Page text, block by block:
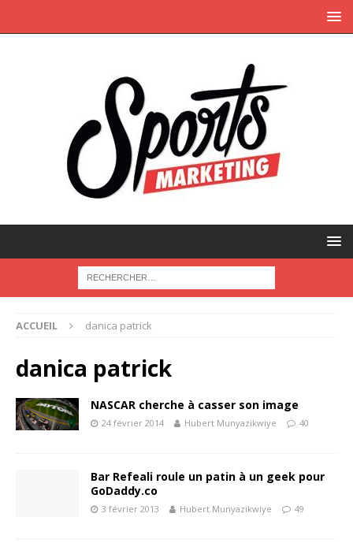
ACCUEIL danica patrick
danica patrick
NASCAR cherche à casser son image
24 février 2014 Hubert Munyazikwiye 40
Bar Refeali roule un patin à un geek pour
GoDaddy.co
3 février 2013 Hubert Munyazikwiye 49